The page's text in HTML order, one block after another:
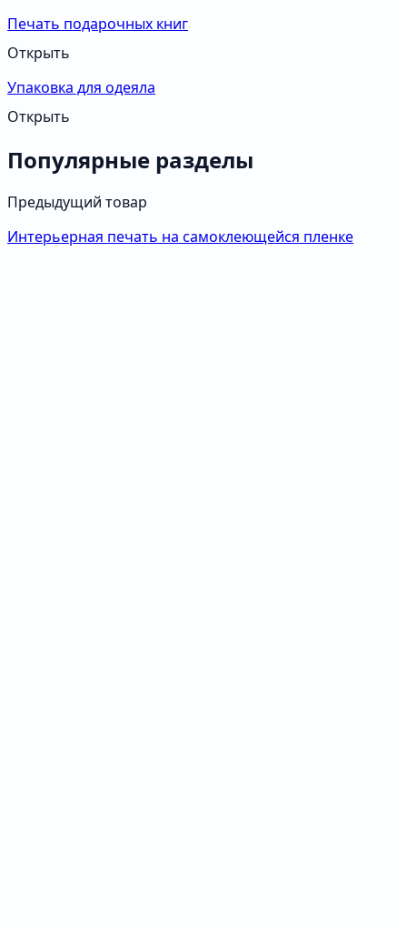
Печать подарочных книг
Открыть
Упаковка для одеяла
Открыть
Популярные разделы
Предыдущий товар
Интерьерная печать на самоклеющейся пленке